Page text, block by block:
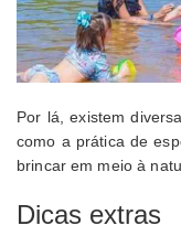
Por lá, existem
como a prática de
brincar em meio à
Dicas extras